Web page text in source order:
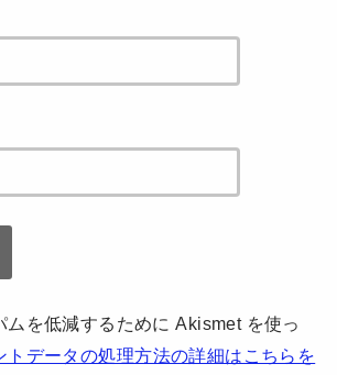
ムを低減するために Akismet を使っ
トデータの処理方法の詳細はこちらを